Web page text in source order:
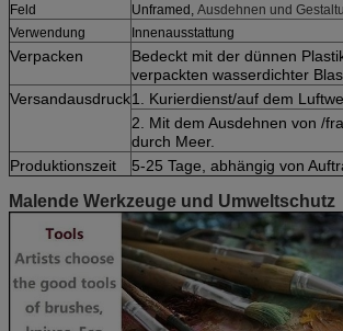
Feld Unframed, Ausdehnen und
Verwendung
Innenausstattung
Verpacken
Bedeckt mit der dünnen
verpackten wasserdichter
Versandausdruck1. Kurierdienst/auf dem
2. Mit dem Ausdehnen von /
durch Meer.
Produktionszeit
5-25 Tage, abhängig von
Malende Werkzeuge und Umweltschutz